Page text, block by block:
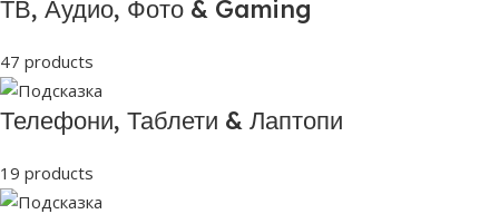
ТВ, Аудио, Фото & Gaming
47 products
Телефони, Таблети & Лаптопи
19 products